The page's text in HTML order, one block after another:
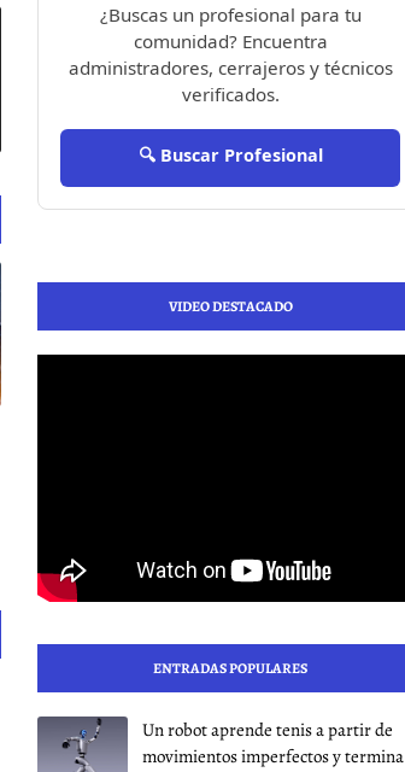
¿Buscas un profesional para tu
comunidad? Encuentra
administradores, cerrajeros y técnicos
verificados.
🔍 Buscar Profesional
VIDEO DESTACADO
ENTRADAS POPULARES
Un robot aprende tenis a partir de
movimientos imperfectos y termina